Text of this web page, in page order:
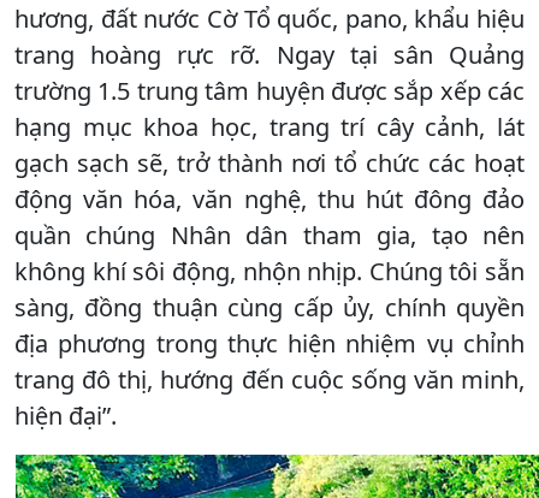
hương, đất nước Cờ Tổ quốc, pano, khẩu hiệu
trang hoàng rực rỡ. Ngay tại sân Quảng
trường 1.5 trung tâm huyện được sắp xếp các
hạng mục khoa học, trang trí cây cảnh, lát
gạch sạch sẽ, trở thành nơi tổ chức các hoạt
động văn hóa, văn nghệ, thu hút đông đảo
quần chúng Nhân dân tham gia, tạo nên
không khí sôi động, nhộn nhịp. Chúng tôi sẵn
sàng, đồng thuận cùng cấp ủy, chính quyền
địa phương trong thực hiện nhiệm vụ chỉnh
trang đô thị, hướng đến cuộc sống văn minh,
hiện đại”.